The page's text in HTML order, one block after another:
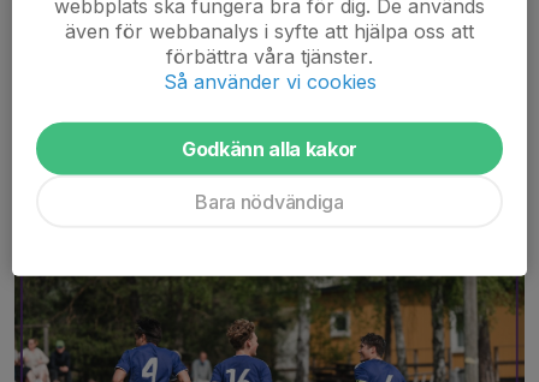
januari månad. Herrarna spelar i div.5 Stockholm 2025.
Vid intresse kontakta lagledareKlas Telander.
Ange: Ålder, position samt tidigare klubbar/nuvarande klubb....
Läs mer
Gräspremiär för herrarna!
webbplats ska fungera bra för dig. De används
även för webbanalys i syfte att hjälpa oss att
förbättra våra tjänster.
Så använder vi cookies
Godkänn alla kakor
Bara nödvändiga